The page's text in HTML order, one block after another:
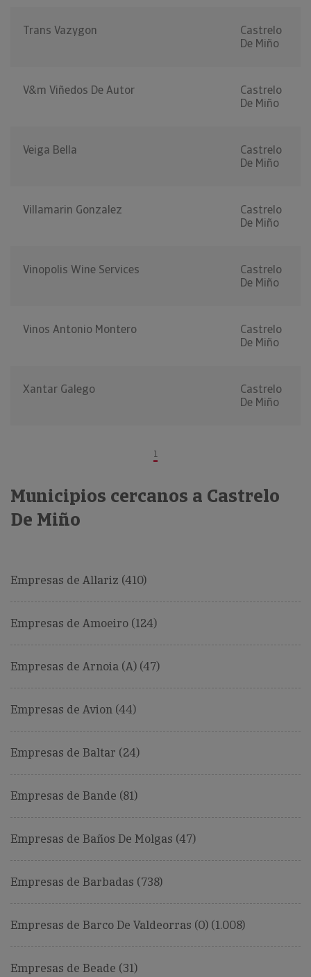
Trans Vazygon
Castrelo
De Miño
V&m Viñedos De Autor
Castrelo
De Miño
Veiga Bella
Castrelo
De Miño
Villamarin Gonzalez
Castrelo
De Miño
Vinopolis Wine Services
Castrelo
De Miño
Vinos Antonio Montero
Castrelo
De Miño
Xantar Galego
Castrelo
De Miño
1
Municipios cercanos a Castrelo
De Miño
Empresas de Allariz (410)
Empresas de Amoeiro (124)
Empresas de Arnoia (A) (47)
Empresas de Avion (44)
Empresas de Baltar (24)
Empresas de Bande (81)
Empresas de Baños De Molgas (47)
Empresas de Barbadas (738)
Empresas de Barco De Valdeorras (O) (1.008)
Empresas de Beade (31)